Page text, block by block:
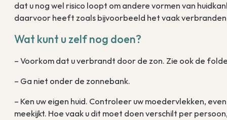
dat u nog wel risico loopt om andere vormen van
daarvoor heeft zoals bijvoorbeeld het vaak
Wat kunt u zelf nog doen?
– Voorkom dat u verbrandt door de zon. Zie ook de
– Ga niet onder de zonnebank.
– Ken uw eigen huid. Controleer uw moedervlekken,
meekijkt. Hoe vaak u dit moet doen verschilt per